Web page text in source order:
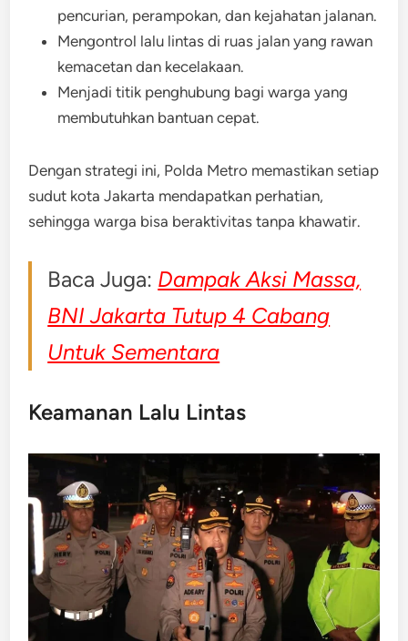
pencurian, perampokan, dan kejahatan jalanan.
Mengontrol lalu lintas di ruas jalan yang rawan
kemacetan dan kecelakaan.
Menjadi titik penghubung bagi warga yang
membutuhkan bantuan cepat.
Dengan strategi ini, Polda Metro memastikan setiap
sudut kota Jakarta mendapatkan perhatian,
sehingga warga bisa beraktivitas tanpa khawatir.
Baca Juga: Dampak Aksi Massa,
BNI Jakarta Tutup 4 Cabang
Untuk Sementara
Keamanan Lalu Lintas